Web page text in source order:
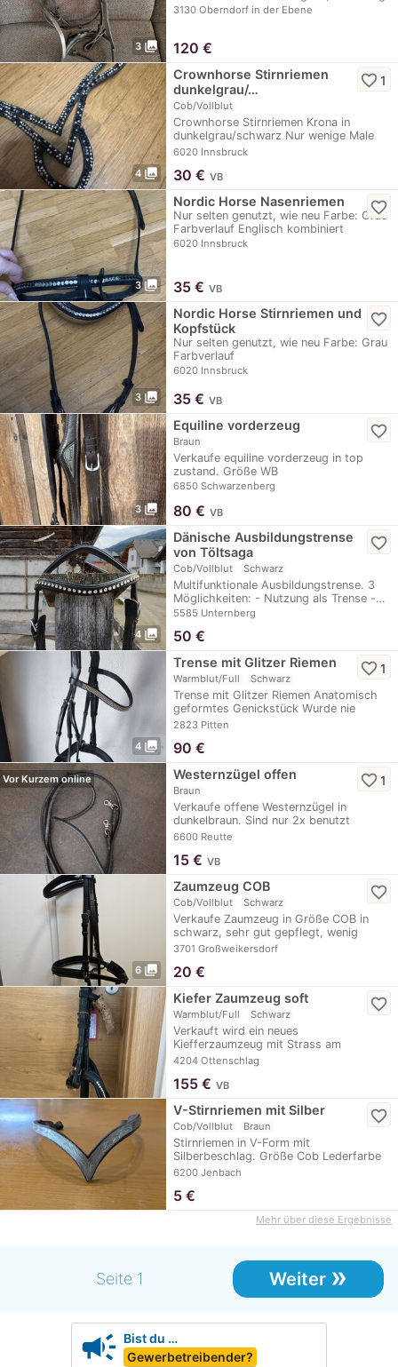
3 photo_library
3130 Oberndorf in der Ebene
120 €
4 photo_library
Crownhorse Stirnriemen
dunkelgrau/…
Cob/Vollblut
Crownhorse Stirnriemen Krona in
dunkelgrau/schwarz Nur wenige Male
genutzt NP:…
6020 Innsbruck
favorite_border1
30 € VB
3 photo_library
Nordic Horse Nasenriemen
Nur selten genutzt, wie neu Farbe: Grau
Farbverlauf Englisch kombiniert
6020 Innsbruck
favorite_border
35 € VB
3 photo_library
Nordic Horse Stirnriemen und
Kopfstück
Nur selten genutzt, wie neu Farbe: Grau
Farbverlauf
6020 Innsbruck
favorite_border
35 € VB
3 photo_library
Equiline vorderzeug
Braun
Verkaufe equiline vorderzeug in top
zustand. Größe WB
6850 Schwarzenberg
favorite_border
80 € VB
4 photo_library
Dänische Ausbildungstrense
von Töltsaga
Cob/Vollblut Schwarz
Multifunktionale Ausbildungstrense. 3
Möglichkeiten: - Nutzung als Trense -…
5585 Unternberg
favorite_border
50 €
4 photo_library
Trense mit Glitzer Riemen
Warmblut/Full Schwarz
Trense mit Glitzer Riemen Anatomisch
geformtes Genickstück Wurde nie
verwendet
2823 Pitten
favorite_border1
90 €
Vor Kurzem online Westernzügel offen
Braun
Verkaufe offene Westernzügel in
dunkelbraun. Sind nur 2x benutzt
worden.
6600 Reutte
favorite_border1
15 € VB
6 photo_library
Zaumzeug COB
Cob/Vollblut Schwarz
Verkaufe Zaumzeug in Größe COB in
schwarz, sehr gut gepflegt, wenig
verwendet.
3701 Großweikersdorf
favorite_border
20 €
Kiefer Zaumzeug soft
Warmblut/Full Schwarz
Verkauft wird ein neues
Kiefferzaumzeug mit Strass am
Stirnriemen Größe WB Unbenutzt
4204 Ottenschlag
favorite_border
155 € VB
V-Stirnriemen mit Silber
Cob/Vollblut Braun
Stirnriemen in V-Form mit
Silberbeschlag. Größe Cob Lederfarbe
braun. Muss eventuell…
6200 Jenbach
favorite_border
5 €
Mehr über diese Ergebnisse
Seite 1 Weiter »
campaign Bist du …
Gewerbetreibender?